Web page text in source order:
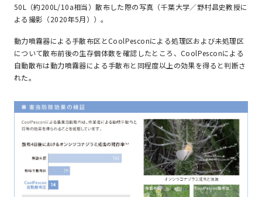
50L（約200L/10a相当）散布した際の写真（千葉大学／野村昌史教授に
よる撮影（2020年5月））。
動力噴霧器による手散布区とCoolPesconによる処理区および未処理区
について散布前後の生存個体数を確認したところ、CoolPesconによる
自動散布は動力噴霧器による手散布と同程度以上の効果を得ると判断さ
れた。